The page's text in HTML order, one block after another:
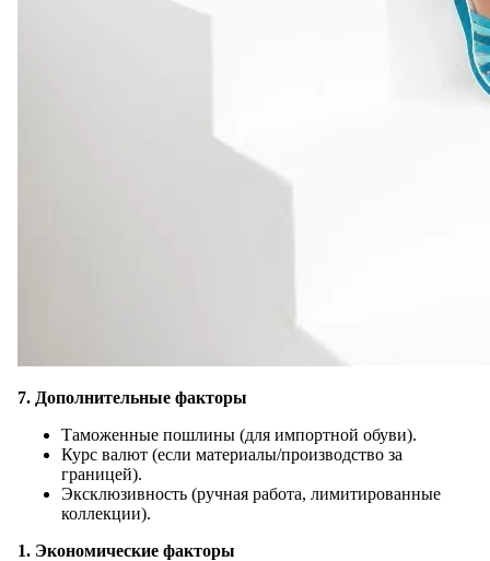
7. Дополнительные факторы
Таможенные пошлины (для импортной обуви).
Курс валют (если материалы/производство за
границей).
Эксклюзивность (ручная работа, лимитированные
коллекции).
1. Экономические факторы